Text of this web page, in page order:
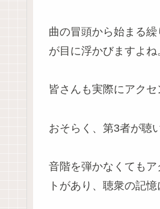
曲の冒頭から始まる
が目に浮かびますよね
皆さんも実際にアク
おそらく、第3者が聴
音階を弾かなくても
トがあり、聴衆の記憶